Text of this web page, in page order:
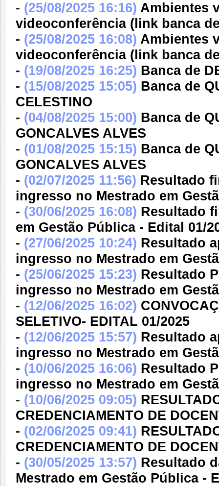
- (25/08/2025 16:16) Ambientes
videoconferência (link banca
- (25/08/2025 16:08) Ambientes
videoconferência (link banca
- (19/08/2025 16:25) Banca de
- (15/08/2025 15:05) Banca de
CELESTINO
- (04/08/2025 15:00) Banca de
GONCALVES ALVES
- (01/08/2025 15:15) Banca de
GONCALVES ALVES
- (02/07/2025 11:56) Resultado
ingresso no Mestrado em
- (30/06/2025 16:08) Resultado
em Gestão Pública - Edital 01/
- (27/06/2025 10:24) Resultado
ingresso no Mestrado em
- (25/06/2025 15:23) Resultado
ingresso no Mestrado em
- (12/06/2025 16:02)
SELETIVO- EDITAL 01/2025
- (12/06/2025 15:57) Resultado
ingresso no Mestrado em
- (10/06/2025 16:06) Resultado
ingresso no Mestrado em
- (10/06/2025 09:05)
CREDENCIAMENTO DE
- (02/06/2025 09:41)
CREDENCIAMENTO DE
- (30/05/2025 13:57) Resultado
Mestrado em Gestão Pública -